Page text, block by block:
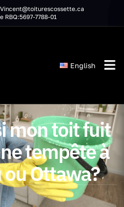
Vincent@toiturescossette.ca
RBQ:5697-7788-01
English
mon toit fuit
tempête à
Ottawa?